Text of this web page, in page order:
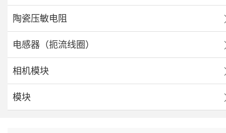
陶瓷压敏电阻
电感器（扼流线圈）
相机模块
模块